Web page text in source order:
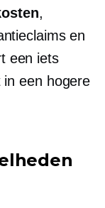
,
en
een iets
in een hogere